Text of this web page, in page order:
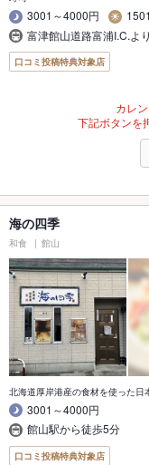
3001～4000円
富津館山道路富浦I.C.よ
口コミ投稿特典対象店
カレ
下記ボタンを
海の四季
和食 館山
北海道厚岸港産の食材を使った日
3001～4000円
館山駅から徒歩5分
口コミ投稿特典対象店